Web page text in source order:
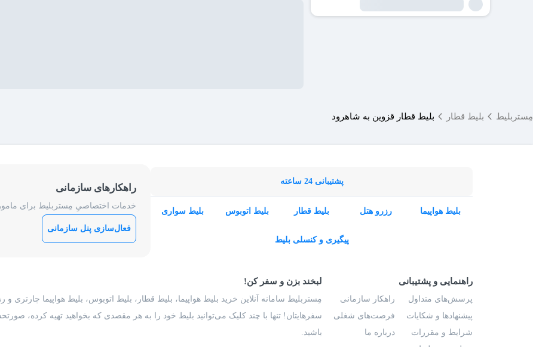
مِستربلیط بلیط قطار بلیط قطار قزوین به شاهرود
پشتیبانی 24 ساعته
بلیط هواپیما رزرو هتل بلیط قطار بلیط اتوبوس بلیط سواری
پیگیری و کنسلی بلیط
راهکارهای سازمانی
خدمات اختصاصیِ مِستربلیط برای
فعال‌سازی پنل سازمانی
راهنمایی و پشتیبانی
پرسش‌های متداول
پیشنهادها و شکایات
شرایط و مقررات
راهکار سازمانی
فرصت‌های شغلی
درباره ما
لبخند بزن و سفر کن!
مِستربلیط سامانه آنلاین خرید بلیط هواپیما، بلیط قطار، بلیط اتوبوس، بلیط هواپیما
سفرهایتان! تنها با چند کلیک می‌توانید بلیط خود را به هر مقصدی که بخواهید تهیه کرده،
باشید.